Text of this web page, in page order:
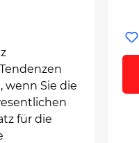
wenn Sie die
für die